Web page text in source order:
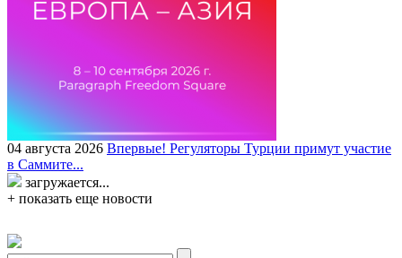
04 августа 2026 Впервые! Регуляторы Турции примут участие
в Саммите...
загружается...
+ показать еще новости